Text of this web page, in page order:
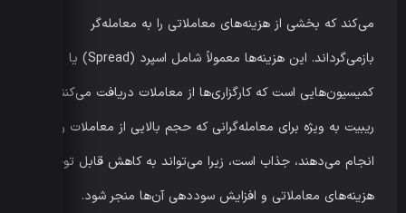
می‌کند که بخشی از هزینه‌های معاملاتی را به معامله‌گر
بازمی‌گرداند. این هزینه‌ها معمولاً شامل اسپرد (Spread) یا
کمیسیون‌هایی است که کارگزاری‌ها از معاملات دریافت می‌کنند.
ریبیت به ویژه برای معامله‌گرانی که حجم بالایی از معاملات را
انجام می‌دهند، جذاب است، زیرا می‌تواند به کاهش قابل توجه
هزینه‌های معاملاتی و افزایش سوددهی آن‌ها منجر شود.